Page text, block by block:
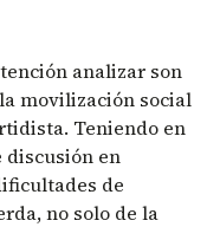
analizar son
movilización social
Teniendo en
discusión en
de
no solo de la